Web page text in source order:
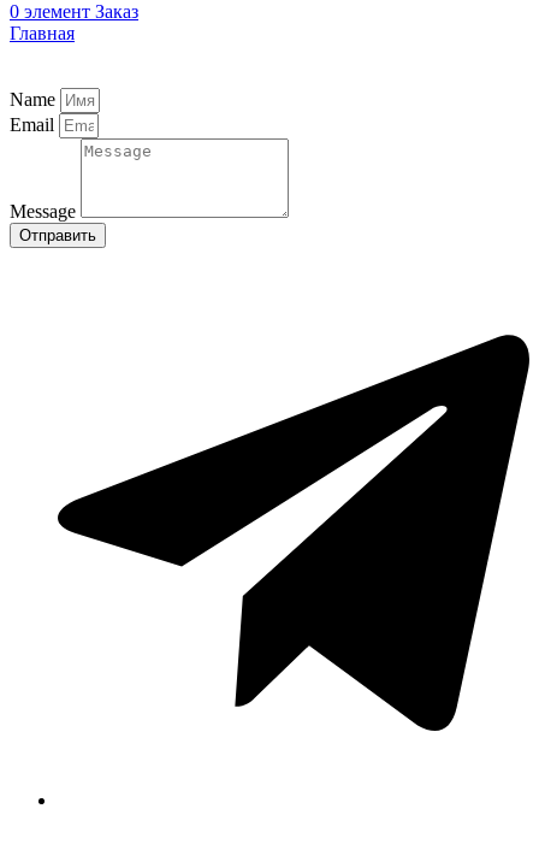
0 элемент Заказ
Главная
Name
Email
Message
Отправить